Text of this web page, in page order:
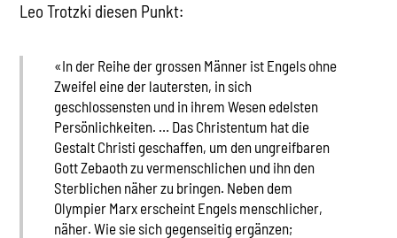
Leo Trotzki diesen Punkt:
«In der Reihe der grossen Männer ist Engels ohne
Zweifel eine der lautersten, in sich
geschlossensten und in ihrem Wesen edelsten
Persönlichkeiten. … Das Christentum hat die
Gestalt Christi geschaffen, um den ungreifbaren
Gott Zebaoth zu vermenschlichen und ihn den
Sterblichen näher zu bringen. Neben dem
Olympier Marx erscheint Engels menschlicher,
näher. Wie sie sich gegenseitig ergänzen;